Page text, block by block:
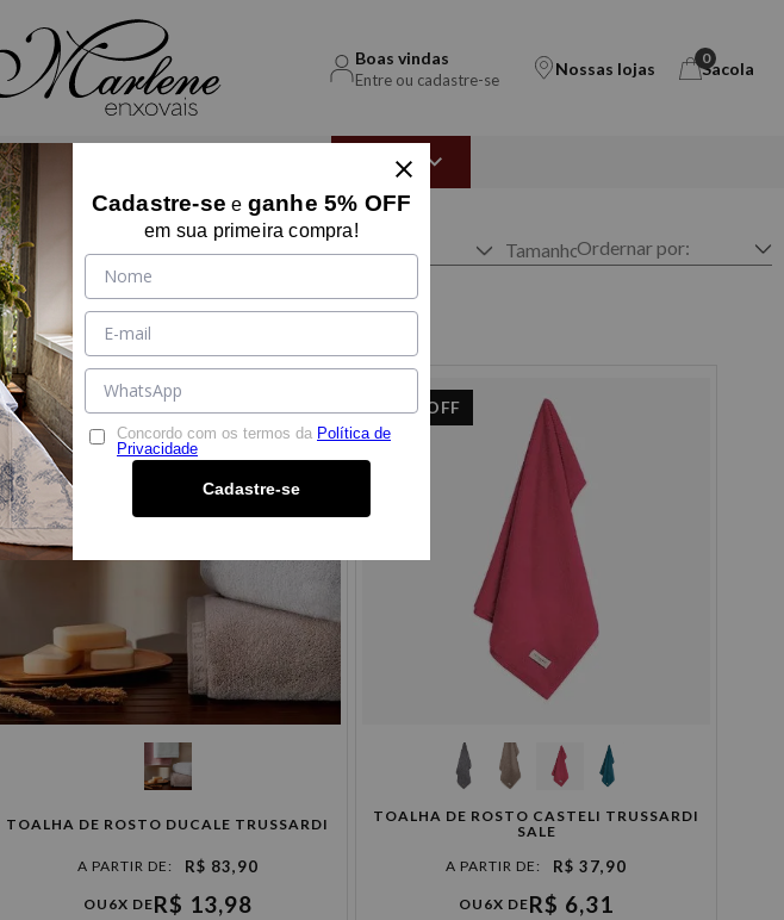
Boas vindas
Entre ou cadastre-se
Nossas lojas
0
Sacola
PRESENTES
OUTLET
Tecido Marca Tamanho
30%OFF
TOALHA DE ROSTO DUCALE TRUSSARDI
R$ 83,90
OU 6X DER$ 13,98
37% OFF
TOALHA DE ROSTO CASTELI TRUSSARDI
SALE
R$ 37,90
OU 6X DER$ 6,31
Cadastre-se e ganhe 5% OFF
em sua primeira compra!
Concordo com os termos da Política de
Privacidade
Cadastre-se